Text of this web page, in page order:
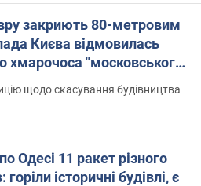
закриють 80-метровим
Києва відмовилась
хмарочоса "московського
щодо скасування будівництва
Одесі 11 ракет різного
історичні будівлі, є